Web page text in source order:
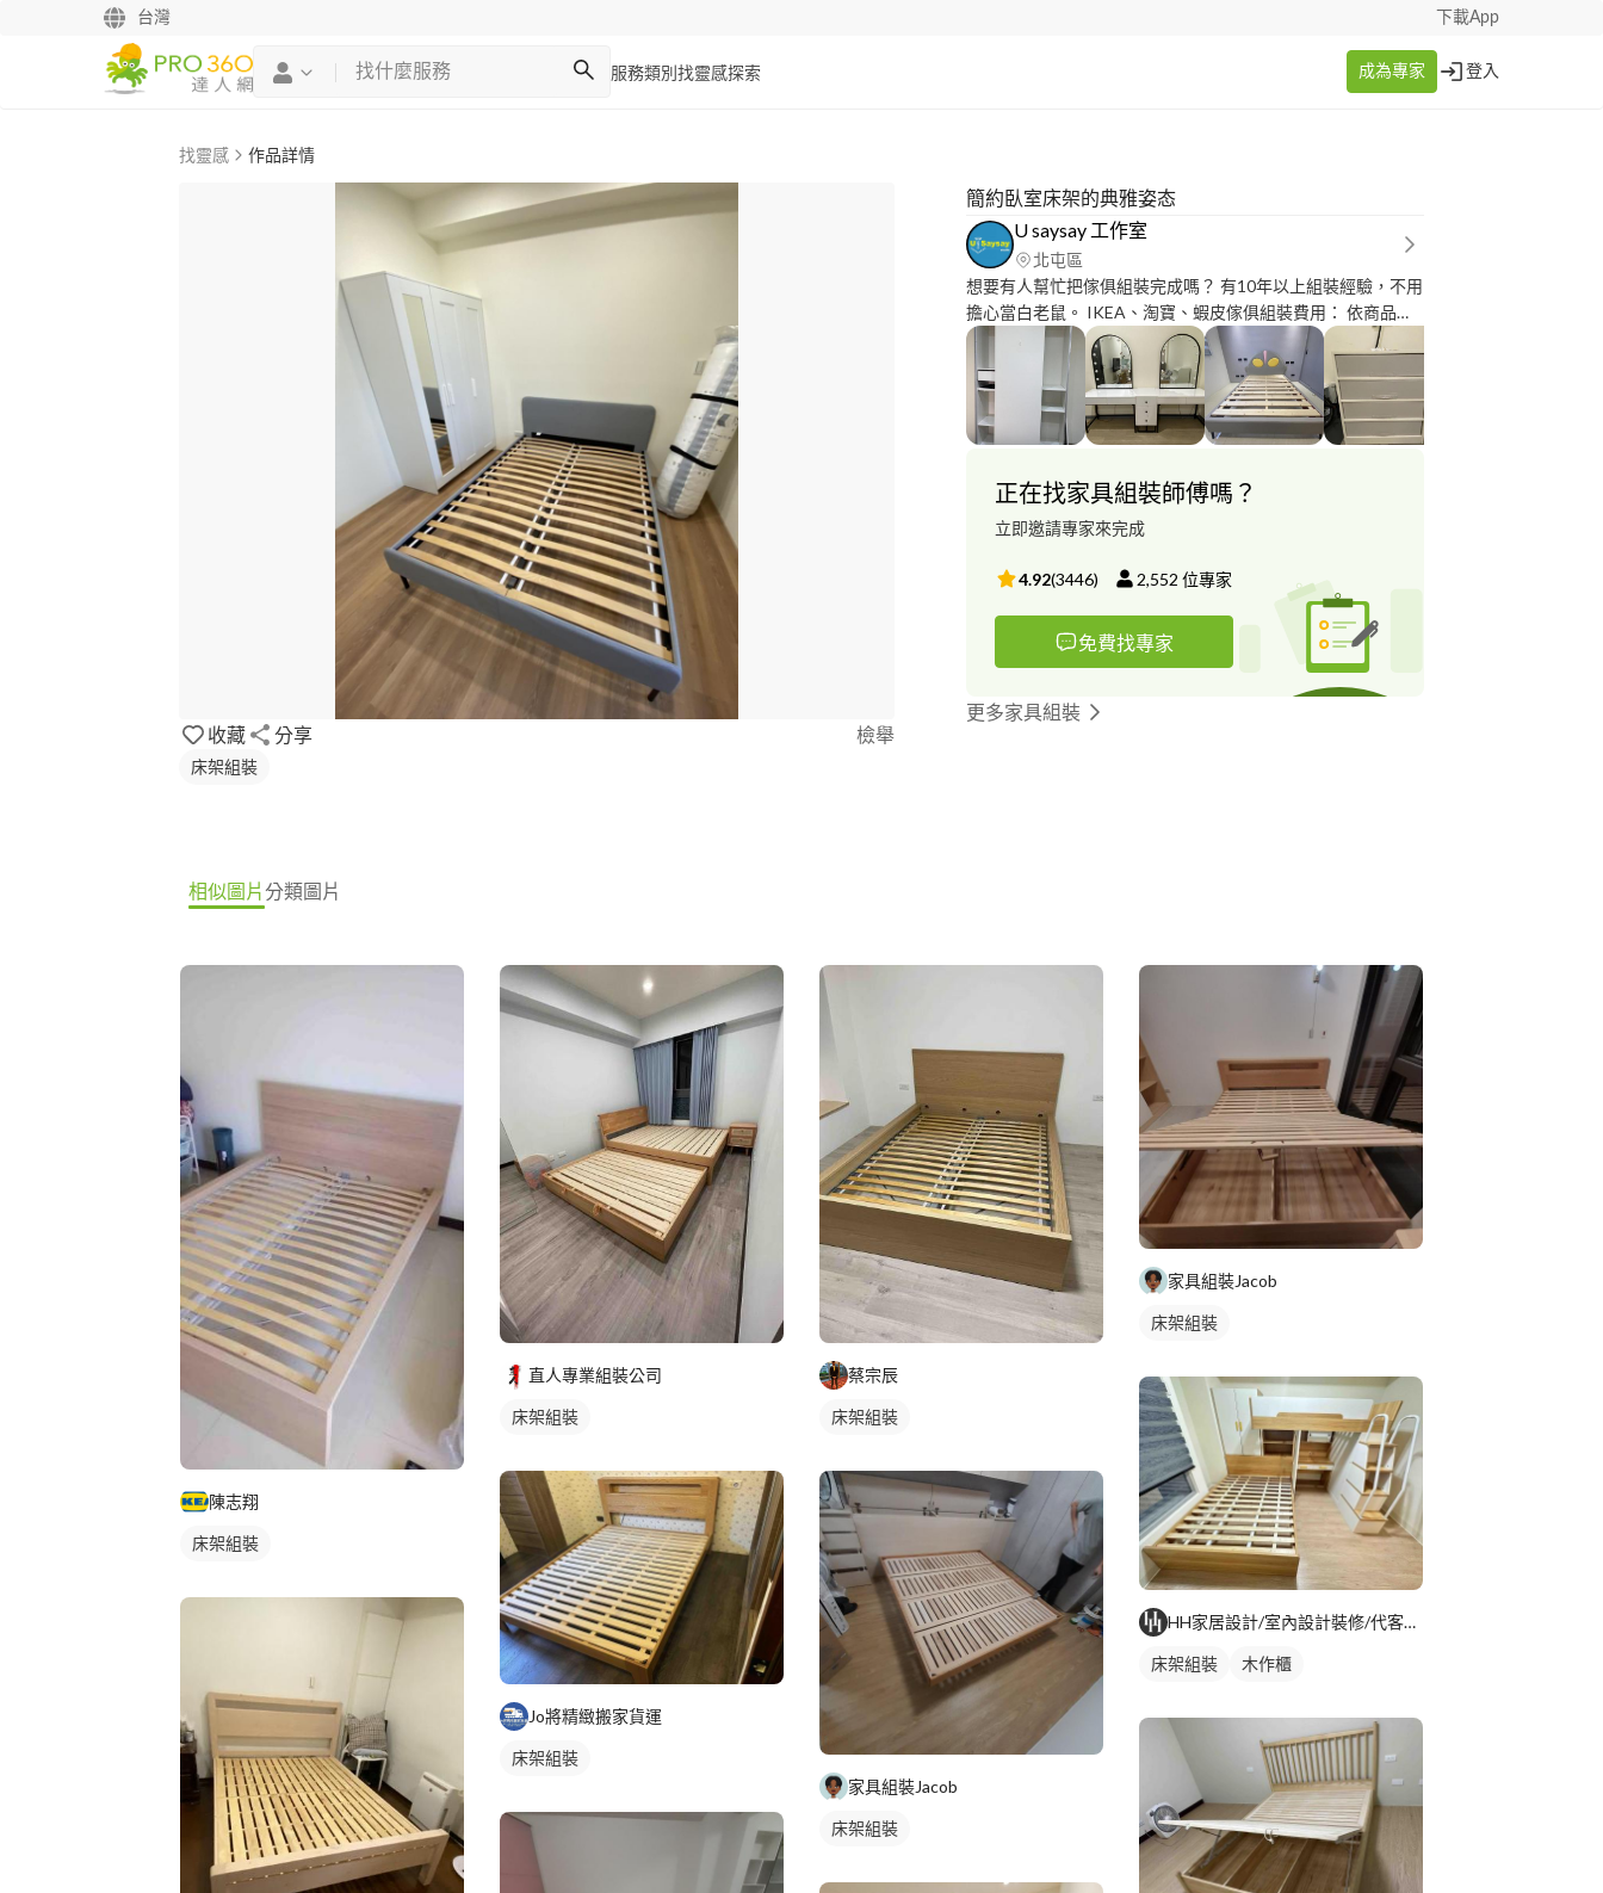
台灣 下載App
服務類別 找靈感探索 成為專家 登入
找靈感 作品詳情
收藏 分享 檢舉
床架組裝
簡約臥室床架的典雅姿态
U saysay 工作室
北屯區
想要有人幫忙把傢俱組裝完成嗎？ 有10年以上組裝經驗，不用
擔心當白老鼠。 IKEA、淘寶、蝦皮傢俱組裝費用： 依商品照
片估價。 (最低組裝費用500元起) IKEA二手傢俱拆裝服務也
有！ 上牆鑽洞費用50/每洞。 無提供紙箱回收。 台中市區無需
車馬費，其餘地區可談。
正在找家具組裝師傅嗎？
立即邀請專家來完成
4.92(3446) 2,552 位專家
免費找專家
更多家具組裝
相似圖片分類圖片
陳志翔
床架組裝
直人專業組裝公司
床架組裝
Jo將精緻搬家貨運
床架組裝
蔡宗辰
床架組裝
家具組裝Jacob
床架組裝
家具組裝Jacob
床架組裝
HH家居設計/室內設計裝修/代客組裝
床架組裝 木作櫃